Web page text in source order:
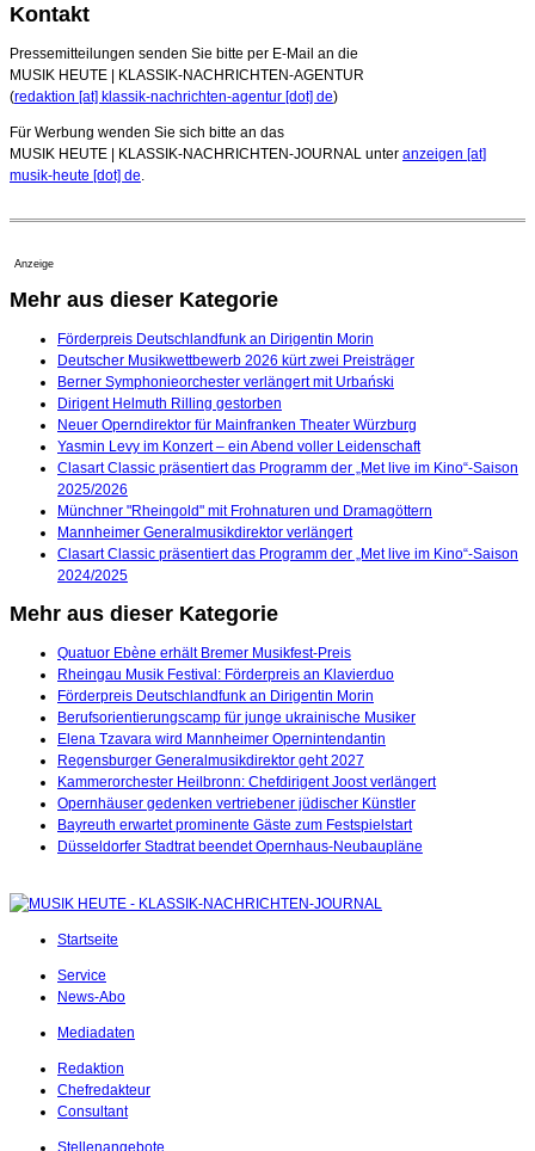
Kontakt
Pressemitteilungen senden Sie bitte per E-Mail an die
MUSIK HEUTE | KLASSIK-NACHRICHTEN-AGENTUR
(redaktion [at] klassik-nachrichten-agentur [dot] de)
Für Werbung wenden Sie sich bitte an das
MUSIK HEUTE | KLASSIK-NACHRICHTEN-JOURNAL unter anzeigen [at]
musik-heute [dot] de
Anzeige
Mehr aus dieser Kategorie
Förderpreis Deutschlandfunk an Dirigentin Morin
Deutscher Musikwettbewerb 2026 kürt zwei Preisträger
Berner Symphonieorchester verlängert mit Urbański
Dirigent Helmuth Rilling gestorben
Neuer Operndirektor für Mainfranken Theater Würzburg
Yasmin Levy im Konzert – ein Abend voller Leidenschaft
Clasart Classic präsentiert das Programm der „Met live im Kino“-Saison
2025/2026
Münchner "Rheingold" mit Frohnaturen und Dramagöttern
Mannheimer Generalmusikdirektor verlängert
Clasart Classic präsentiert das Programm der „Met live im Kino“-Saison
2024/2025
Mehr aus dieser Kategorie
Quatuor Ebène erhält Bremer Musikfest-Preis
Rheingau Musik Festival: Förderpreis an Klavierduo
Förderpreis Deutschlandfunk an Dirigentin Morin
Berufsorientierungscamp für junge ukrainische Musiker
Elena Tzavara wird Mannheimer Opernintendantin
Regensburger Generalmusikdirektor geht 2027
Kammerorchester Heilbronn: Chefdirigent Joost verlängert
Opernhäuser gedenken vertriebener jüdischer Künstler
Bayreuth erwartet prominente Gäste zum Festspielstart
Düsseldorfer Stadtrat beendet Opernhaus-Neubaupläne
Startseite
Service
News-Abo
Mediadaten
Redaktion
Chefredakteur
Consultant